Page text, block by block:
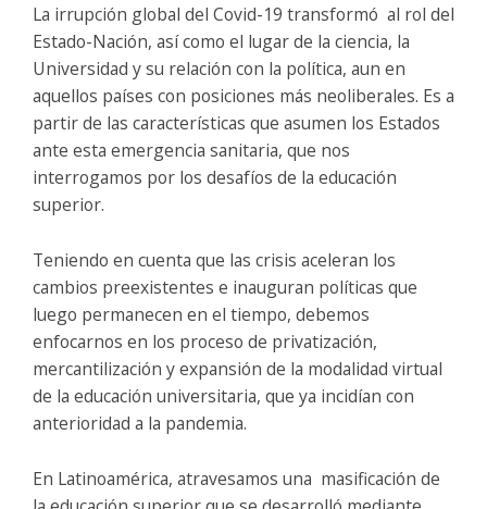
La irrupción global del Covid-19 transformó al rol del
Estado-Nación, así como el lugar de la ciencia, la
Universidad y su relación con la política, aun en
aquellos países con posiciones más neoliberales. Es a
partir de las características que asumen los Estados
ante esta emergencia sanitaria, que nos
interrogamos por los desafíos de la educación
superior.
Teniendo en cuenta que las crisis aceleran los
cambios preexistentes e inauguran políticas que
luego permanecen en el tiempo, debemos
enfocarnos en los proceso de privatización,
mercantilización y expansión de la modalidad virtual
de la educación universitaria, que ya incidían con
anterioridad a la pandemia.
En Latinoamérica, atravesamos una masificación de